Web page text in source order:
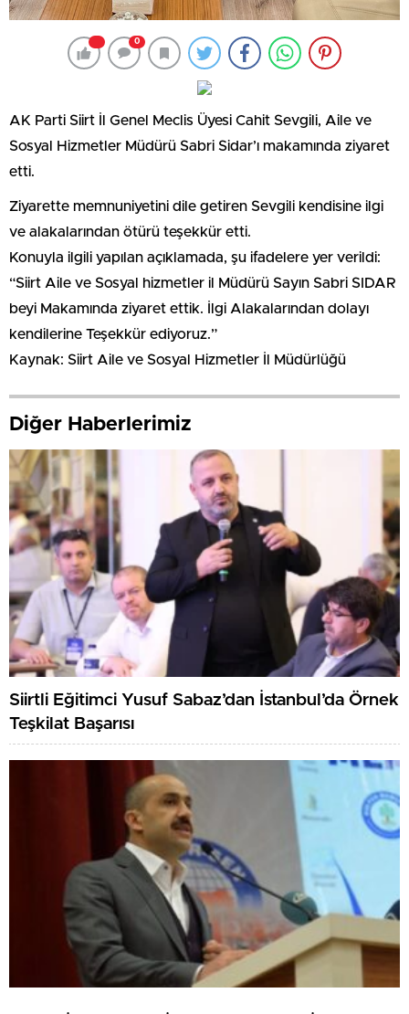
0
AK Parti Siirt İl Genel Meclis Üyesi Cahit Sevgili, Aile ve
Sosyal Hizmetler Müdürü Sabri Sidar’ı makamında ziyaret
etti.
Ziyarette memnuniyetini dile getiren Sevgili kendisine ilgi
ve alakalarından ötürü teşekkür etti.
Konuyla ilgili yapılan açıklamada, şu ifadelere yer verildi:
“Siirt Aile ve Sosyal hizmetler il Müdürü Sayın Sabri SIDAR
beyi Makamında ziyaret ettik. İlgi Alakalarından dolayı
kendilerine Teşekkür ediyoruz.”
Kaynak: Siirt Aile ve Sosyal Hizmetler İl Müdürlüğü
Diğer Haberlerimiz
Siirtli Eğitimci Yusuf Sabaz’dan İstanbul’da Örnek
Teşkilat Başarısı